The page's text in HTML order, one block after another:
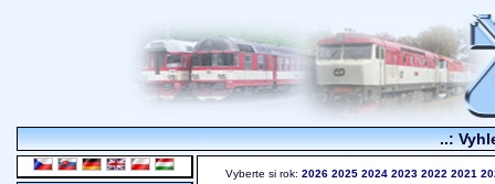
..:
Vyberte si rok: 2026 2025 2024 2023 2022 2021